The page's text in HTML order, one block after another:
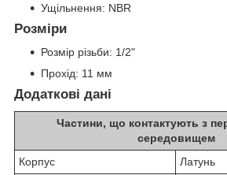
Ущільнення: NBR
Розміри
Розмір різьби: 1/2"
Прохід: 11 мм
Додаткові дані
Частини, що контактують з
середовищем
Корпус
Латунь